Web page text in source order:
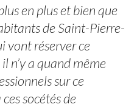
en plus et bien que
de Saint-Pierre-
vont réserver ce
n’y a quand même
sur ce
socétés de